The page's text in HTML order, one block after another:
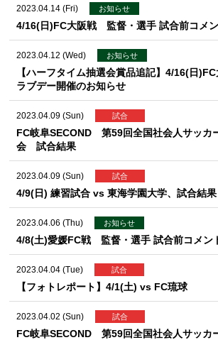
2023.04.14 (Fri) お知らせ
4/16(日)FC大阪戦 監督・選手 試合前コメ
2023.04.12 (Wed) お知らせ
【ハーフタイム抽選会賞品追記】4/16(日
ラブデー開催のお知らせ
2023.04.09 (Sun) 試合
FC岐阜SECOND 第59回全国社会人サッカ
会 試合結果
2023.04.09 (Sun) 試合
4/9(日) 練習試合 vs 東海学園大学、試合結果
2023.04.06 (Thu) お知らせ
4/8(土)愛媛FC戦 監督・選手 試合前コメン
2023.04.04 (Tue) 試合
【フォトレポート】4/1(土) vs FC琉球
2023.04.02 (Sun) 試合
FC岐阜SECOND 第59回全国社会人サッカ